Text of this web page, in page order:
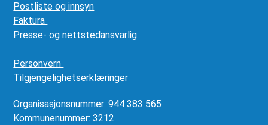
Postliste og innsyn
Faktura
Presse- og nettstedansvarlig
Personvern
Tilgjengelighetserklæringer
Organisasjonsnummer: 944 383 565
Kommunenummer: 3212